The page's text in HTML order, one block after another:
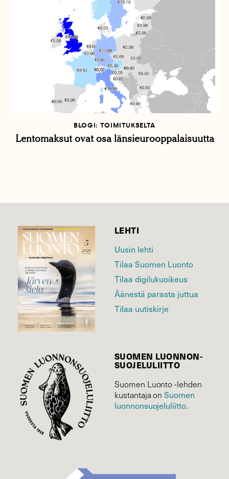
BLOGI: TOIMITUKSELTA
Lentomaksut ovat osa länsieurooppalaisuutta
LEHTI
Uusin lehti
Tilaa Suomen Luonto
Tilaa digilukuoikeus
Äänestä parasta juttua
Tilaa uutiskirje
SUOMEN LUONNON­
SUOJELU­LIITTO
Suomen Luonto -lehden
kustantaja onSuomen
luonnonsuojelu­liitto.